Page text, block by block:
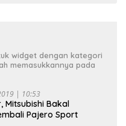
widget dengan kategori
memasukkannya pada
| 10:53
Mitsubishi Bakal
Pajero Sport